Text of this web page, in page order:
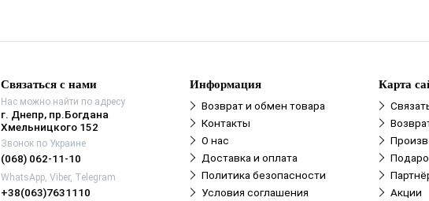
помощью распылителя. Для усиления эффекта через 10-15 минут
Дать составу высохнуть. Время высыхания зависит от влажности
окружающей среды и температуры обрабатываемой поверхности.
На обработанную средством поверхность нанести любое защитное
покрытие.
Внимание! Работы выполнять соблюдая меры безопасности, на открытом
воздухе или в помещении с достаточной вентиляцией.
Связаться с нами
Нас можно найти по адресу
г. Днепр, пр.Богдана
Хмельницкого 152
Звонок по Украине
(068) 062-11-10
WhatsApp, Viber, Telegram
+38(063)7631110
Информация
Возврат и обмен товара
Контакты
О нас
Доставка и оплата
Политика безопасности
Условия соглашения
Карта
Акции